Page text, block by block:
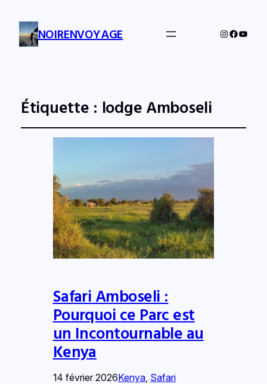
NOIRENVOYAGE Instagram
Étiquette : lodge Amboseli
Safari Amboseli :
Pourquoi ce Parc est
un Incontournable au
Kenya
14 février 2026Kenya, Safari